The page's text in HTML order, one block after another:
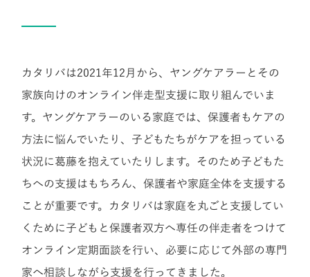
カタリバは2021年12月から、ヤングケアラーとその
家族向けのオンライン伴走型支援に取り組んでいま
す。ヤングケアラーのいる家庭では、保護者もケアの
方法に悩んでいたり、子どもたちがケアを担っている
状況に葛藤を抱えていたりします。そのため子どもた
ちへの支援はもちろん、保護者や家庭全体を支援する
ことが重要です。カタリバは家庭を丸ごと支援してい
くために子どもと保護者双方へ専任の伴走者をつけて
オンライン定期面談を行い、必要に応じて外部の専門
家へ相談しながら支援を行ってきました。